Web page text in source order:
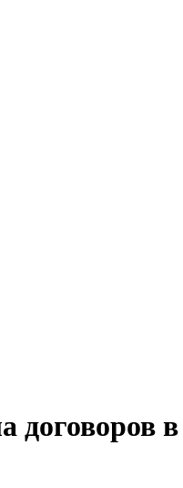
договоров